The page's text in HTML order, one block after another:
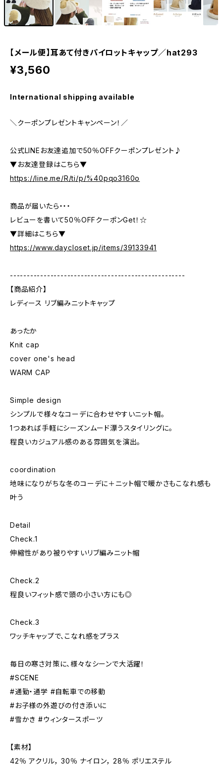
【メール便】耳あて付きパイロットキャップ／hat293
¥3,560
International shipping available
＼クーポンプレゼントキャンペーン！／
公式LINEお友達追加で50％OFFクーポンプレゼント♪
▼お友達登録はこちら▼
https://line.me/R/ti/p/%40pqo3160o
商品が届いたら・・・
レビューを書いて50％OFFクーポンGet！☆
▼詳細はこちら▼
https://www.daycloset.jp/items/39133941
----------------------------------------------------
【商品紹介】
レディース リブ編みニットキャップ
あったか
Knit cap
cover one's head
WARM CAP
Simple design
シンプルで様々なコーデに合わせやすいニット帽。
1つあれば手軽にシーズンムード漂うスタイリングに。
程良いカジュアル感のある雰囲気を演出。
coordination
地味になりがちな冬のコーデに＋ニット帽で暖かさもこなれ感も
叶う
Detail
Check.1
伸縮性があり被りやすいリブ編みニット帽
Check.2
程良いフィット感で頭の小さい方にも◎
Check.3
ワッチキャップで、こなれ感をプラス
毎日の寒さ対策に、様々なシーンで大活躍！
#SCENE
#通勤・通学 #自転車での移動
#お子様の外遊びの付き添いに
#雪かき #ウィンタースポーツ
【素材】
42％ アクリル， 30％ ナイロン， 28％ ポリエステル